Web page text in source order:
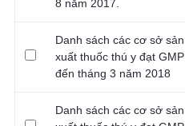
8 năm 2017.
Danh sách các cơ sở sản
xuất thuốc thú y đạt GMP
đến tháng 3 năm 2018
Danh sách các cơ sở sản